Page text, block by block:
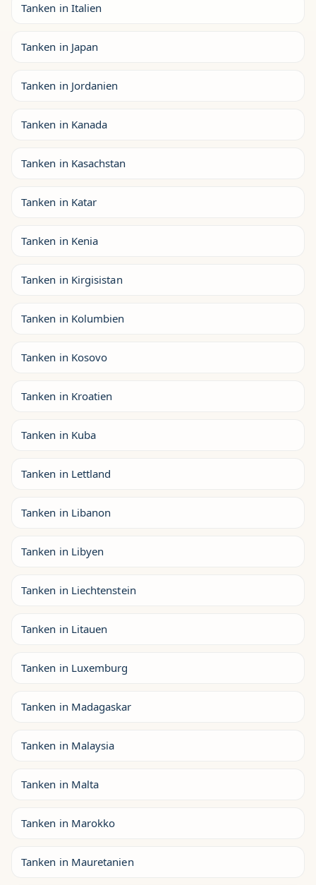
Tanken in Italien
Tanken in Japan
Tanken in Jordanien
Tanken in Kanada
Tanken in Kasachstan
Tanken in Katar
Tanken in Kenia
Tanken in Kirgisistan
Tanken in Kolumbien
Tanken in Kosovo
Tanken in Kroatien
Tanken in Kuba
Tanken in Lettland
Tanken in Libanon
Tanken in Libyen
Tanken in Liechtenstein
Tanken in Litauen
Tanken in Luxemburg
Tanken in Madagaskar
Tanken in Malaysia
Tanken in Malta
Tanken in Marokko
Tanken in Mauretanien